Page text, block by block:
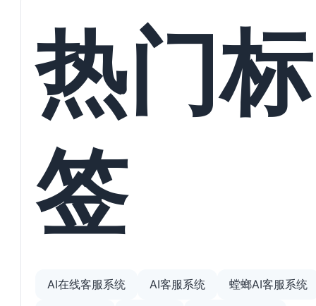
热门标
签
AI在线客服系统 AI客服系统 螳螂AI客服系统